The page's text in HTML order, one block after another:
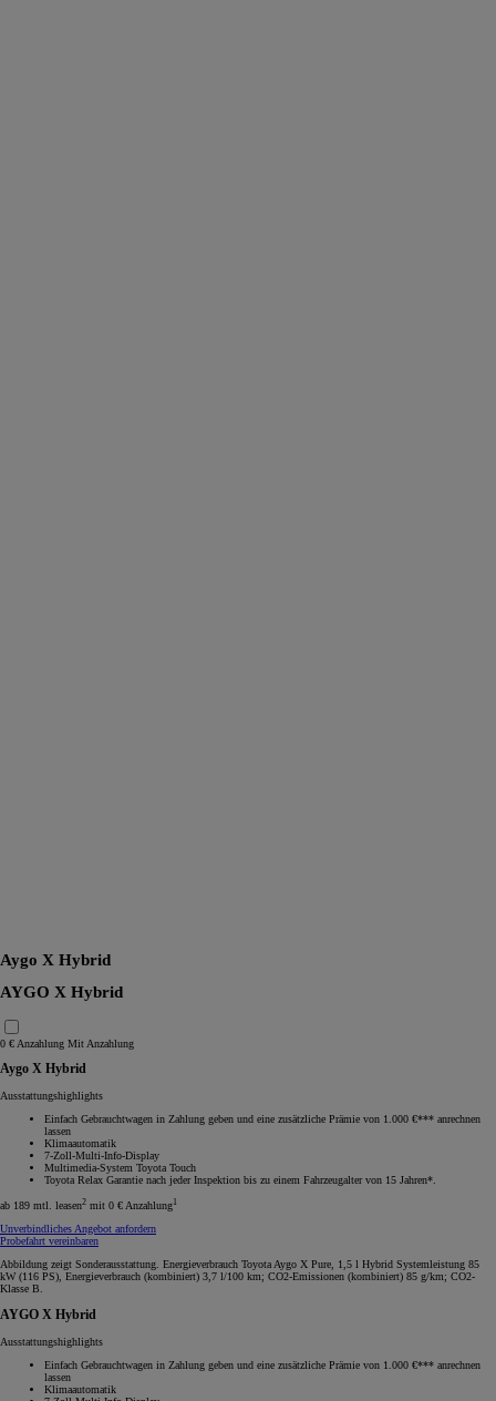
Aygo X Hybrid
AYGO X Hybrid
0 € Anzahlung Mit Anzahlung
Aygo X Hybrid
Ausstattungshighlights
Einfach Gebrauchtwagen in Zahlung geben und eine zusätzliche Prämie von 1.000 €*** anrechnen
lassen
Klimaautomatik
7-Zoll-Multi-Info-Display
Multimedia-System Toyota Touch
Toyota Relax Garantie nach jeder Inspektion bis zu einem Fahrzeugalter von 15 Jahren*.
ab 189 mtl. leasen2 mit 0 € Anzahlung1
Unverbindliches Angebot anfordern
Probefahrt vereinbaren
Abbildung zeigt Sonderausstattung. Energieverbrauch Toyota Aygo X Pure, 1,5 l Hybrid Systemleistung 85
kW (116 PS), Energieverbrauch (kombiniert) 3,7 l/100 km; CO2-Emissionen (kombiniert) 85 g/km; CO2-
Klasse B.
AYGO X Hybrid
Ausstattungshighlights
Einfach Gebrauchtwagen in Zahlung geben und eine zusätzliche Prämie von 1.000 €*** anrechnen
lassen
Klimaautomatik